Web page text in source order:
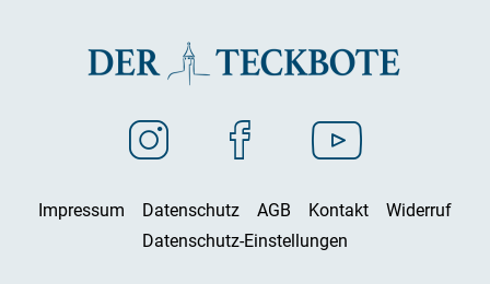
Impressum Datenschutz AGB Kontakt
Widerruf
Datenschutz-Einstellungen